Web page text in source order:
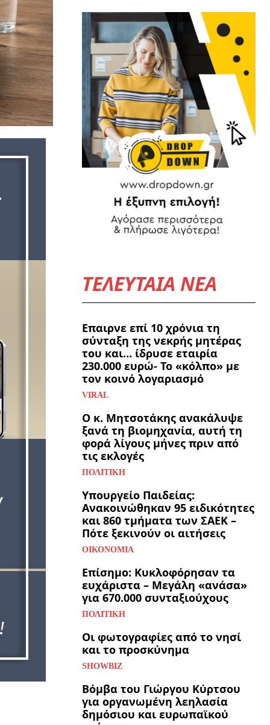
ΤΕΛΕΥΤΑΙΑ ΝΕΑ
Επαιρνε επί 10 χρόνια τη
σύνταξη της νεκρής μητέρας
του και… ίδρυσε εταιρία
230.000 ευρώ- Το «κόλπο» με
τον κοινό λογαριασμό
VIRAL
Ο κ. Μητσοτάκης ανακάλυψε
ξανά τη βιομηχανία, αυτή τη
φορά λίγους μήνες πριν από
τις εκλογές
ΠΟΛΙΤΙΚΉ
Υπουργείο Παιδείας:
Ανακοινώθηκαν 95 ειδικότητες
και 860 τμήματα των ΣΑΕΚ –
Πότε ξεκινούν οι αιτήσεις
ΟΙΚΟΝΟΜΊΑ
Επίσημο: Κυκλοφόρησαν τα
ευχάριστα – Μεγάλη «ανάσα»
για 670.000 συνταξιούχους
ΠΟΛΙΤΙΚΉ
Οι φωτογραφίες από το νησί
και το προσκύνημα
SHOWBIZ
Βόμβα του Γιώργου Κύρτσου
για οργανωμένη λεηλασία
δημόσιου και ευρωπαϊκού